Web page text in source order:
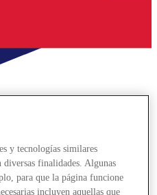
y tecnologías similares
finalidades. Algunas
para que la página funcione
incluyen aquellas que